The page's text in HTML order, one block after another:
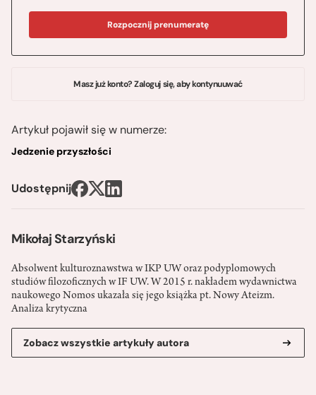
Mikołaj Starzyński
Absolwent kulturoznawstwa w IKP UW oraz podyplomowych
studiów filozoficznych w IF UW. W 2015 r. nakładem wydawnictwa
naukowego Nomos ukazała się jego książka pt. Nowy Ateizm.
Analiza krytyczna
Zobacz wszystkie artykuły autora
Rozpocznij prenumeratę
Masz już konto? Zaloguj się, aby kontynuuwać
Artykuł pojawił się w numerze:
Jedzenie przyszłości
Udostępnij